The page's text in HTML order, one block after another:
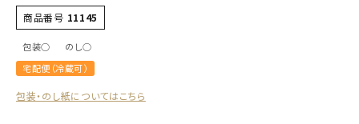
セット
大容量
新商品
読み物
商品番号 11145
包装○
のし○
宅配便（冷蔵可）
包装・のし紙についてはこちら